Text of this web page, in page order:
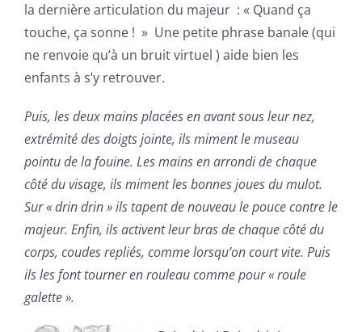
la dernière articulation du majeur : « Quand ça
touche, ça sonne ! » Une petite phrase banale (qui
ne renvoie qu’à un bruit virtuel ) aide bien les
enfants à s’y retrouver.
Puis, les deux mains placées en avant sous leur nez,
extrémité des doigts jointe, ils miment le museau
pointu de la fouine. Les mains en arrondi de chaque
côté du visage, ils miment les bonnes joues du mulot.
Sur « drin drin » ils tapent de nouveau le pouce contre le
majeur. Enfin, ils activent leur bras de chaque côté du
corps, coudes repliés, comme lorsqu’on court vite. Puis
ils les font tourner en rouleau comme pour « roule
galette ».